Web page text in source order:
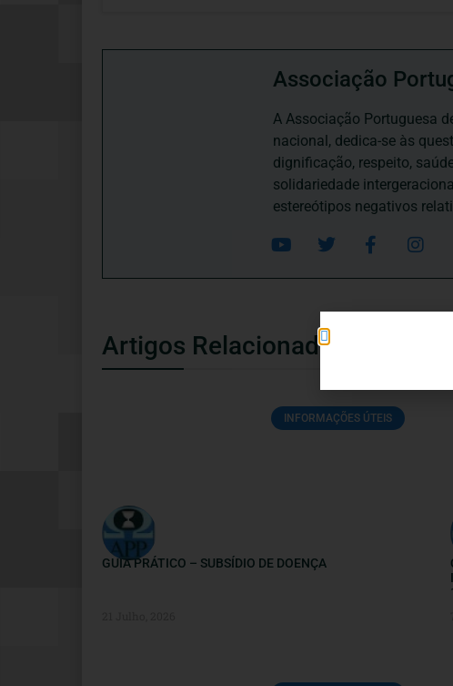
Associação
A Associação Portuguesa
nacional, dedica-se às
dignificação, respeito,
solidariedade
estereótipos negativos
Artigos Relacionados
INFORMAÇÕES ÚTEIS
GUIA PRÁTICO – SUBSÍDIO DE DOENÇA